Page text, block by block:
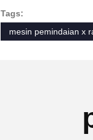
Tags:
mesin pemindaian x